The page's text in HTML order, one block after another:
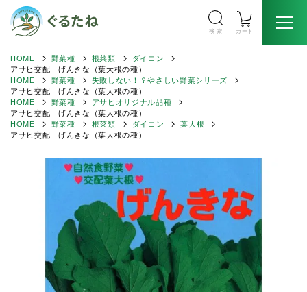
検 索 カート
HOME 野菜種 根菜類
ダイコン
アサヒ交配 げんきな（葉大根の種）
HOME
野菜種
失敗しない！？やさしい野菜シリーズ
アサヒ交配 げんきな（葉大根の種）
HOME
野菜種
アサヒオリジナル品種
アサヒ交配 げんきな（葉大根の種）
HOME
野菜種 根菜類 ダイコン
葉大根
アサヒ交配 げんきな（葉大根の種）